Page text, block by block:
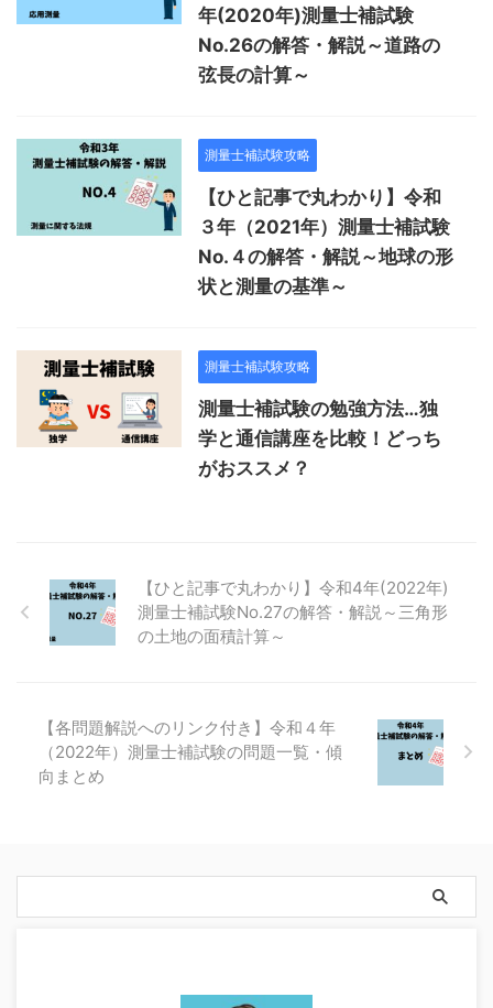
年(2020年)測量士補試験
No.26の解答・解説～道路の
弦長の計算～
測量士補試験攻略
【ひと記事で丸わかり】令和
３年（2021年）測量士補試験
No.４の解答・解説～地球の形
状と測量の基準～
測量士補試験攻略
測量士補試験の勉強方法…独
学と通信講座を比較！どっち
がおススメ？
【ひと記事で丸わかり】令和4年(2022年)
測量士補試験No.27の解答・解説～三角形
の土地の面積計算～
【各問題解説へのリンク付き】令和４年
（2022年）測量士補試験の問題一覧・傾
向まとめ